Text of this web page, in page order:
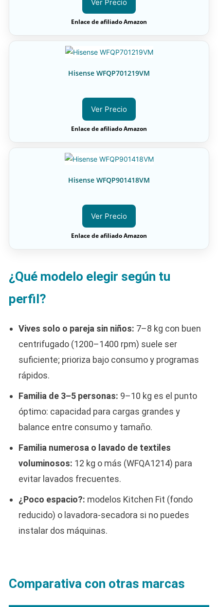
Ver Precio
Enlace de afiliado Amazon
Hisense WFQP701219VM
Ver Precio
Enlace de afiliado Amazon
Hisense WFQP901418VM
Ver Precio
Enlace de afiliado Amazon
¿Qué modelo elegir según tu
perfil?
Vives solo o pareja sin niños: 7–8 kg con buen
centrifugado (1200–1400 rpm) suele ser
suficiente; prioriza bajo consumo y programas
rápidos.
Familia de 3–5 personas: 9–10 kg es el punto
óptimo: capacidad para cargas grandes y
balance entre consumo y tamaño.
Familia numerosa o lavado de textiles
voluminosos: 12 kg o más (WFQA1214) para
evitar lavados frecuentes.
¿Poco espacio?: modelos Kitchen Fit (fondo
reducido) o lavadora-secadora si no puedes
instalar dos máquinas.
Comparativa con otras marcas